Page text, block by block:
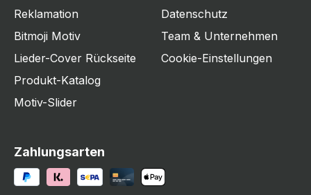
Reklamation
Bitmoji Motiv
Lieder-Cover Rückseite
Produkt-Katalog
Motiv-Slider
Datenschutz
Team & Unternehmen
Cookie-Einstellungen
Zahlungsarten